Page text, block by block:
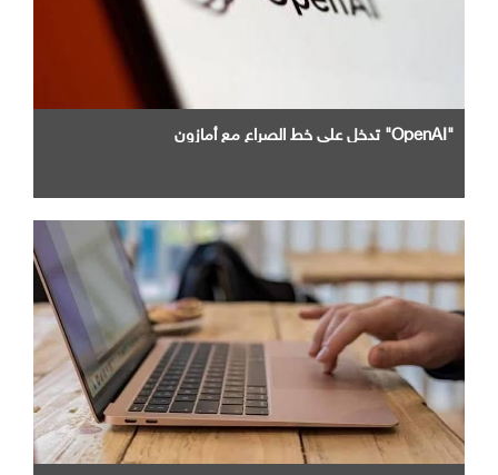
"OpenAI" تدخل علي خط الصراع مع أمازون